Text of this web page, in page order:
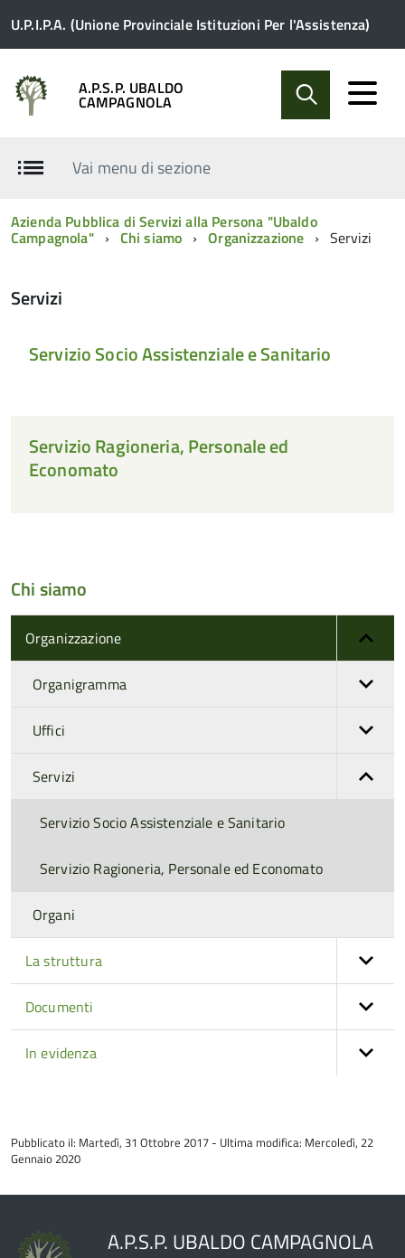
U.P.I.P.A. (Unione Provinciale Istituzioni Per l'Assistenza)
A.P.S.P. UBALDO
CAMPAGNOLA
Vai menu di sezione
Azienda Pubblica di Servizi alla Persona "Ubaldo
Campagnola" Chi siamo Organizzazione Servizi
Servizi
Servizio Socio Assistenziale e Sanitario
Servizio Ragioneria, Personale ed
Economato
Chi siamo
Organizzazione
Organigramma
Uffici
Servizi
Servizio Socio Assistenziale e Sanitario
Servizio Ragioneria, Personale ed Economato
Organi
La struttura
Documenti
In evidenza
del
contenuto
Pubblicato il: Martedì, 31 Ottobre 2017 - Ultima modifica: Mercoledì, 22
Gennaio 2020
A.P.S.P. UBALDO CAMPAGNOLA